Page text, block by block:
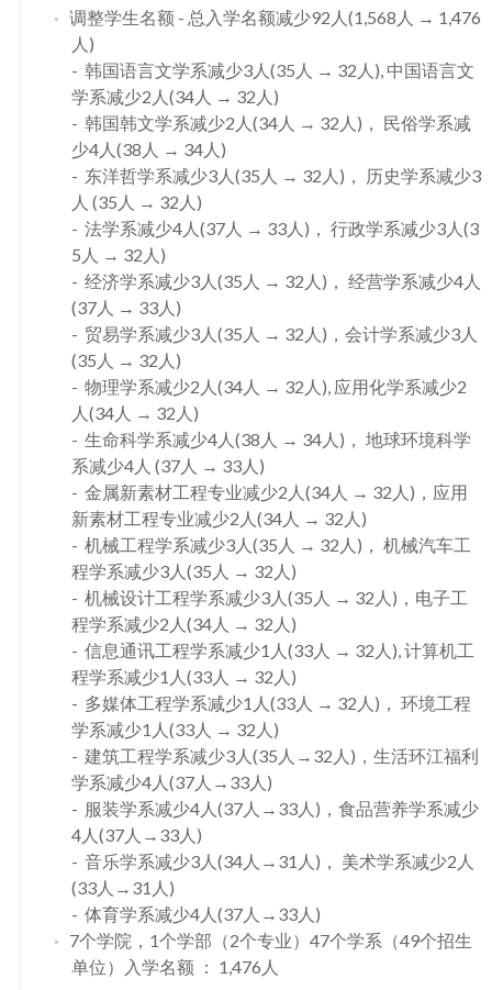
调整学生名额 - 总入学名额减少92人(1,568人 → 1,476
人)
韩国语言文学系减少3人(35人 → 32人), 中国语言文
学系减少2人(34人 → 32人)
韩国韩文学系减少2人(34人 → 32人)， 民俗学系减
少4人(38人 → 34人)
东洋哲学系减少3人(35人 → 32人)， 历史学系减少3
人 (35人 → 32人)
法学系减少4人(37人 → 33人)， 行政学系减少3人(3
5人 → 32人)
经济学系减少3人(35人 → 32人)， 经营学系减少4人
(37人 → 33人)
贸易学系减少3人(35人 → 32人)，会计学系减少3人
(35人 → 32人)
物理学系减少2人(34人 → 32人), 应用化学系减少2
人(34人 → 32人)
生命科学系减少4人(38人 → 34人)， 地球环境科学
系减少4人 (37人 → 33人)
金属新素材工程专业减少2人(34人 → 32人)，应用
新素材工程专业减少2人(34人 → 32人)
机械工程学系减少3人(35人 → 32人)， 机械汽车工
程学系减少3人(35人 → 32人)
机械设计工程学系减少3人(35人 → 32人)，电子工
程学系减少2人(34人 → 32人)
信息通讯工程学系减少1人(33人 → 32人), 计算机工
程学系减少1人(33人 → 32人)
多媒体工程学系减少1人(33人 → 32人)， 环境工程
学系减少1人(33人 → 32人)
建筑工程学系减少3人(35人→32人)，生活环江福利
学系减少4人(37人→33人)
服装学系减少4人(37人→33人)，食品营养学系减少
4人(37人→33人)
音乐学系减少3人(34人→31人)， 美术学系减少2人
(33人→31人)
体育学系减少4人(37人→33人)
7个学院，1个学部（2个专业）47个学系（49个招生
单位）入学名额 ： 1,476人